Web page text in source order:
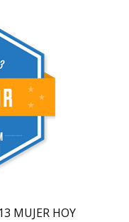
MUJER HOY